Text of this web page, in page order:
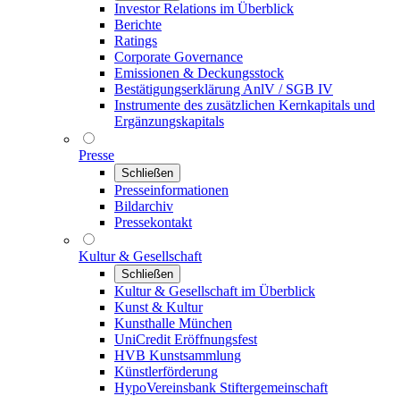
Investor Relations im Überblick
Berichte
Ratings
Corporate Governance
Emissionen & Deckungsstock
Bestätigungserklärung AnlV / SGB IV
Instrumente des zusätzlichen Kernkapitals und
Ergänzungskapitals
Presse
Schließen
Presseinformationen
Bildarchiv
Pressekontakt
Kultur & Gesellschaft
Schließen
Kultur & Gesellschaft im Überblick
Kunst & Kultur
Kunsthalle München
UniCredit Eröffnungsfest
HVB Kunstsammlung
Künstlerförderung
HypoVereinsbank Stiftergemeinschaft